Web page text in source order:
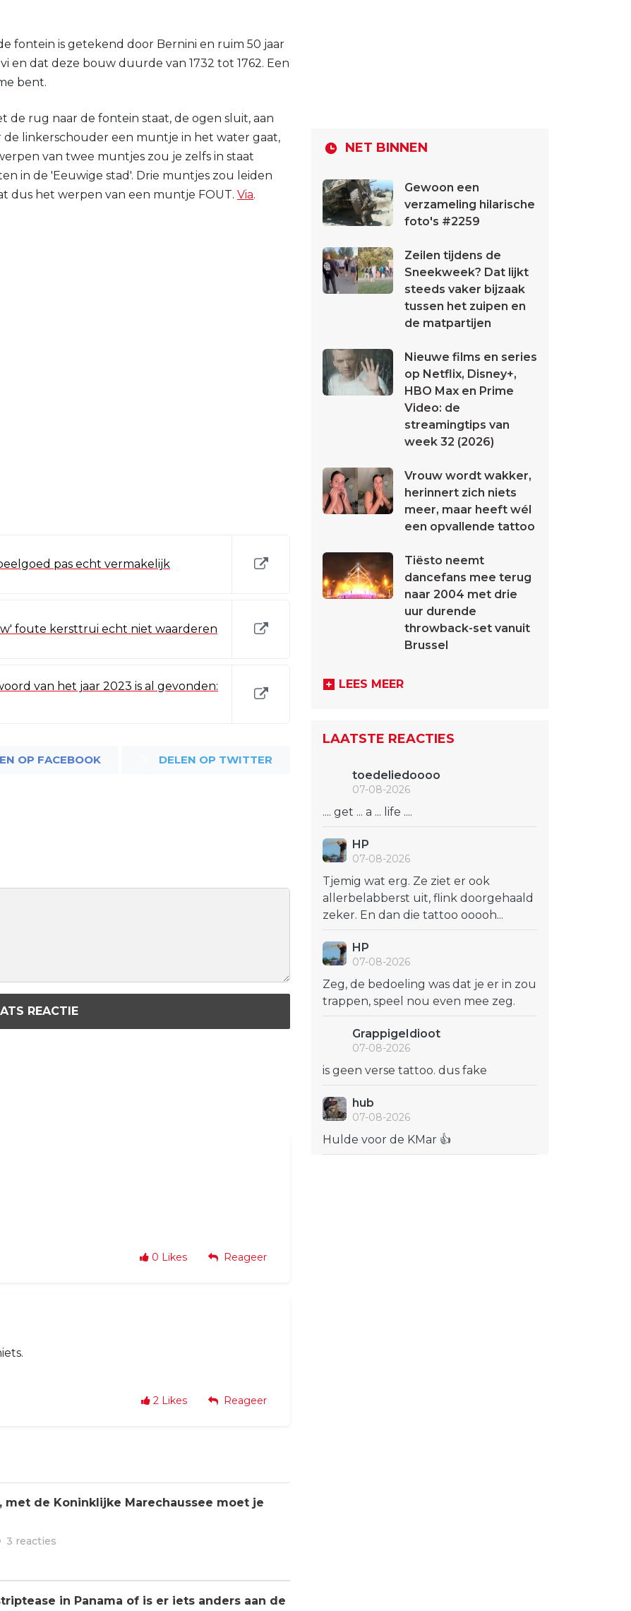
fontein is getekend door Bernini en ruim 50 jaar
en dat deze bouw duurde van 1732 tot 1762. Een
bent.
rug naar de fontein staat, de ogen sluit, aan
linkerschouder een muntje in het water gaat,
van twee muntjes zou je zelfs in staat
in de 'Eeuwige stad'. Drie muntjes zou leiden
dus het werpen van een muntje FOUT. Via.
pas echt vermakelijk
foute kersttrui echt niet waarderen
van het jaar 2023 is al gevonden:
OP FACEBOOK DELEN OP TWITTER
REACTIE
0 Likes Reageer
2 Likes Reageer
met de Koninklijke Marechaussee moet je
3 reacties
in Panama of is er iets anders aan de
NET BINNEN
Gewoon een
verzameling hilarische
foto's #2259
Zeilen tijdens de
Sneekweek? Dat lijkt
steeds vaker bijzaak
tussen het zuipen en
de matpartijen
Nieuwe films en series
op Netflix, Disney+,
HBO Max en Prime
Video: de
streamingtips van
week 32 (2026)
Vrouw wordt wakker,
herinnert zich niets
meer, maar heeft wél
een opvallende tattoo
Tiësto neemt
dancefans mee terug
naar 2004 met drie
uur durende
throwback-set vanuit
Brussel
LEES MEER
LAATSTE REACTIES
toedeliedoooo
07-08-2026
.... get ... a ... life ....
HP
07-08-2026
Tjemig wat erg. Ze ziet er ook
allerbelabberst uit, flink doorgehaald
zeker. En dan die tattoo ooooh...
HP
07-08-2026
Zeg, de bedoeling was dat je er in zou
trappen, speel nou even mee zeg.
GrappigeIdioot
07-08-2026
is geen verse tattoo. dus fake
hub
07-08-2026
Hulde voor de KMar 👍